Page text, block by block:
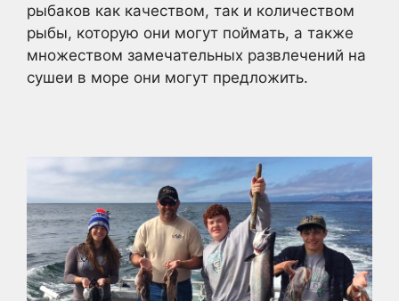
рыбаков как качеством, так и количеством
рыбы, которую они могут поймать, а также
множеством замечательных развлечений на
сушеи в море они могут предложить.